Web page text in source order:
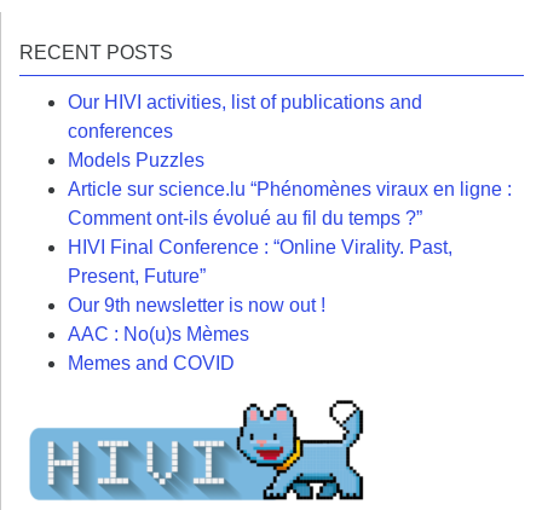
RECENT POSTS
Our HIVI activities, list of publications and
conferences
Models Puzzles
Article sur science.lu “Phénomènes viraux en ligne :
Comment ont-ils évolué au fil du temps ?”
HIVI Final Conference : “Online Virality. Past,
Present, Future”
Our 9th newsletter is now out !
AAC : No(u)s Mèmes
Memes and COVID